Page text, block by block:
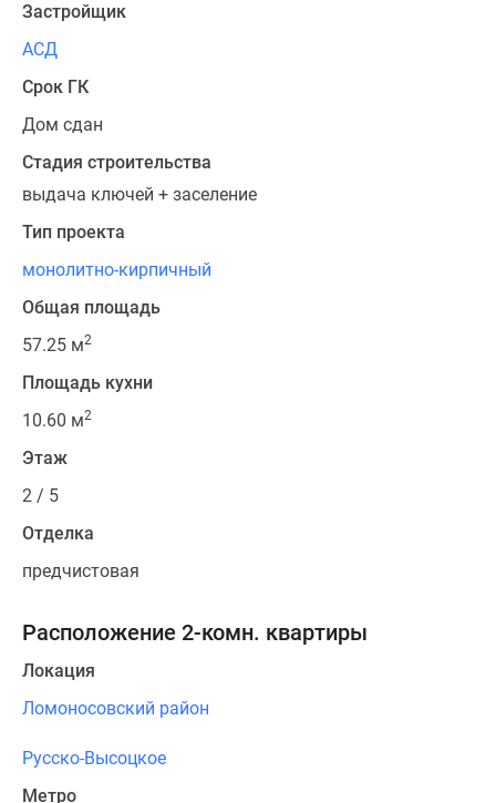
Застройщик
АСД
Срок ГК
Дом сдан
Стадия строительства
выдача ключей + заселение
Тип проекта
монолитно-кирпичный
Общая площадь
57.25 м2
Площадь кухни
10.60 м2
Этаж
2 / 5
Отделка
предчистовая
Расположение 2-комн. квартиры
Локация
Ломоносовский район
Русско-Высоцкое
Метро